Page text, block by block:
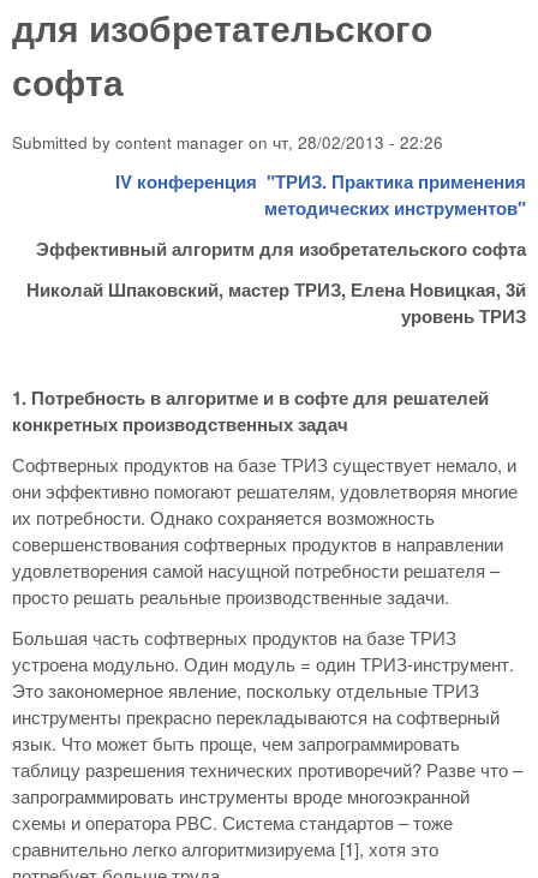
для изобретательского
софта
Submitted by content manager on чт, 28/02/2013 - 22:26
IV конференция "ТРИЗ. Практика применения
методических инструментов"
Эффективный алгоритм для изобретательского софта
Николай Шпаковский, мастер ТРИЗ, Елена Новицкая, 3й
уровень ТРИЗ
1. Потребность в алгоритме и в софте для решателей
конкретных производственных задач
Софтверных продуктов на базе ТРИЗ существует немало, и
они эффективно помогают решателям, удовлетворяя многие
их потребности. Однако сохраняется возможность
совершенствования софтверных продуктов в направлении
удовлетворения самой насущной потребности решателя –
просто решать реальные производственные задачи.
Большая часть софтверных продуктов на базе ТРИЗ
устроена модульно. Один модуль = один ТРИЗ-инструмент.
Это закономерное явление, поскольку отдельные ТРИЗ
инструменты прекрасно перекладываются на софтверный
язык. Что может быть проще, чем запрограммировать
таблицу разрешения технических противоречий? Разве что –
запрограммировать инструменты вроде многоэкранной
схемы и оператора РВС. Система стандартов – тоже
сравнительно легко алгоритмизируема [1], хотя это